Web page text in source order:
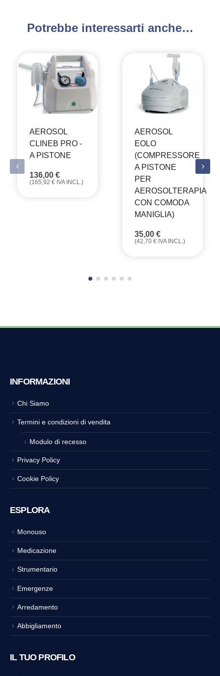
Potrebbe interessarti anche…
AEROSOL
CLINEB PRO -
A PISTONE
136,00 €
(165,92 € IVA INCL.)
AEROSOL
EOLO
(COMPRESSORE
A PISTONE
PER
AEROSOLTERAPIA
CON COMODA
MANIGLIA)
35,00 €
(42,70 € IVA INCL.)
INFORMAZIONI
Chi Siamo
Termini e condizioni di vendita
Modulo di recesso
Privacy Policy
Cookie Policy
ESPLORA
Monouso
Medicazione
Strumentario
Emergenze
Arredamento
Abbigliamento
IL TUO PROFILO